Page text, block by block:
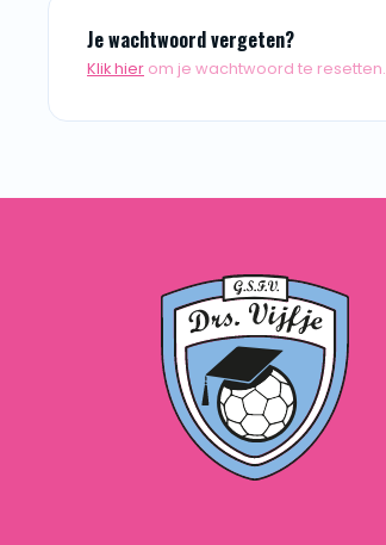
Je wachtwoord vergeten?
Klik hier om je wachtwoord te resetten.